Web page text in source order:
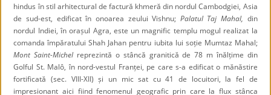
hindus în stil arhitectural de factură khmeră din nordul Cambodgiei, Asia
de sud-est, edificat în onoarea zeului Vishnu; Palatul Taj Mahal, din
nordul Indiei, în orașul Agra, este un magnific templu mogul realizat la
comanda împăratului Shah Jahan pentru iubita lui soție Mumtaz Mahal;
Mont Saint-Michelreprezintă o stâncă granitică de 78 m înălțime din
Golful St. Malô, în nord-vestul Franței, pe care s-a edificat o mănăstire
fortificată (sec. VIII-XII) și un mic sat cu 41 de locuitori, la fel de
impresionant aici fiind fenomenul geografic prin care la flux stânca